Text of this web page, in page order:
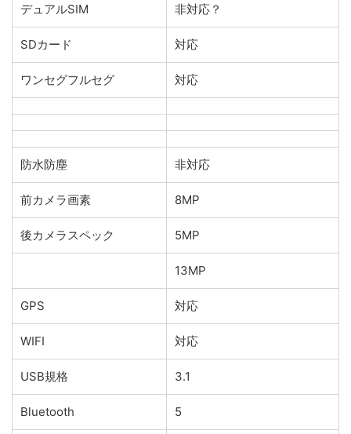
デュアルSIM 非対応？
SDカード 対応
ワンセグフルセグ 対応
防水防塵 非対応
前カメラ画素 8MP
後カメラスペック 5MP
13MP
GPS 対応
WIFI 対応
USB規格 3.1
Bluetooth 5